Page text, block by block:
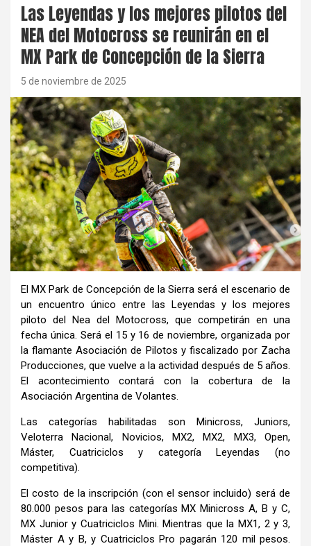
Las Leyendas y los mejores pilotos del
NEA del Motocross se reunirán en el
MX Park de Concepción de la Sierra
5 de noviembre de 2025
El MX Park de Concepción de la Sierra será el escenario de
un encuentro único entre las Leyendas y los mejores
piloto del Nea del Motocross, que competirán en una
fecha única. Será el 15 y 16 de noviembre, organizada por
la flamante Asociación de Pilotos y fiscalizado por Zacha
Producciones, que vuelve a la actividad después de 5 años.
El acontecimiento contará con la cobertura de la
Asociación Argentina de Volantes.
Las categorías habilitadas son Minicross, Juniors,
Veloterra Nacional, Novicios, MX2, MX2, MX3, Open,
Máster, Cuatriciclos y categoría Leyendas (no
competitiva).
El costo de la inscripción (con el sensor incluido) será de
80.000 pesos para las categorías MX Minicross A, B y C,
MX Junior y Cuatriciclos Mini. Mientras que la MX1, 2 y 3,
Máster A y B, y Cuatriciclos Pro pagarán 120 mil pesos.